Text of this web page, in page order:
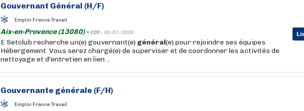
Gouvernant Général (H/F)
Emploi France Travail
Aix-en-Provence (13080) - CDI - 30/07/2026
E Setclub recherche un(e) gouvernant(e) général(e) pour rejoindre ses équipes
Hébergement. Vous serez chargé(e) de superviser et de coordonner les activités de
nettoyage et d'entretien en lien ...
Gouvernante générale (F/H)
Emploi France Travail